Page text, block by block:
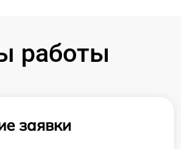
работы
заявки